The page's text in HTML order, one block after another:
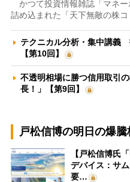
かつて投資情報雑誌「マネ
詰め込まれた「天下無敵の株
テクニカル分析・集中講義
【第10回】
不透明相場に勝つ信用取引
長！」【第9回】
戸松信博の明日の爆騰
【戸松信博氏
デバイス：サ
要…